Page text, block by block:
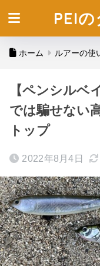
PEI
ホーム ルアーの使
【ペンシルベ
では騙せない
トップ
2022年8月4日